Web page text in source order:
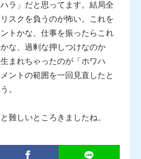
ラ」だと思ってます。結局全
スクを負うのが怖い。これを
トかな、仕事を振ったらこれ
かな、過剰な押しつけなのか
まれちゃったのが「ホワハ
ントの範囲を一回見直したと
。
難しいところきましたね。